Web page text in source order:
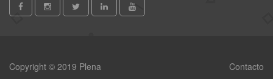
Copyright © 2019 Plena
Contacto